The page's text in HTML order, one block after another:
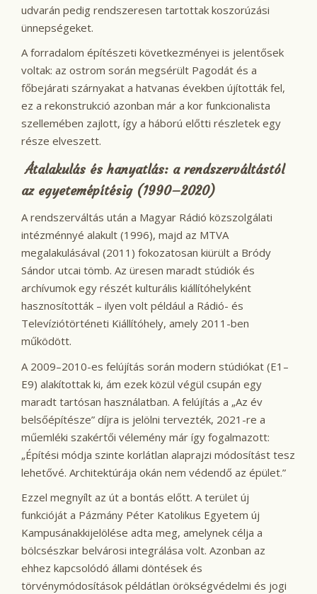
udvarán pedig rendszeresen tartottak koszorúzási
ünnepségeket.
A forradalom építészeti következményei is jelentősek
voltak: az ostrom során megsérült Pagodát és a
főbejárati szárnyakat a hatvanas években újították fel,
ez a rekonstrukció azonban már a kor funkcionalista
szellemében zajlott, így a háború előtti részletek egy
része elveszett.
Átalakulás és hanyatlás: a rendszerváltástól
az egyetemépítésig (1990–2020)
A rendszerváltás után a Magyar Rádió közszolgálati
intézménnyé alakult (1996), majd az MTVA
megalakulásával (2011) fokozatosan kiürült a Bródy
Sándor utcai tömb. Az üresen maradt stúdiók és
archívumok egy részét kulturális kiállítóhelyként
hasznosították – ilyen volt például a Rádió- és
Televíziótörténeti Kiállítóhely, amely 2011-ben
működött.
A 2009–2010-es felújítás során modern stúdiókat (E1–
E9) alakítottak ki, ám ezek közül végül csupán egy
maradt tartósan használatban. A felújítás a „Az év
belsőépítésze” díjra is jelölni tervezték, 2021-re a
műemléki szakértői vélemény már így fogalmazott:
„Építési módja szinte korlátlan alaprajzi módosítást tesz
lehetővé. Architektúrája okán nem védendő az épület.”
Ezzel megnyílt az út a bontás előtt. A terület új
funkcióját a Pázmány Péter Katolikus Egyetem új
Kampusánakkijelölése adta meg, amelynek célja a
bölcsészkar belvárosi integrálása volt. Azonban az
ehhez kapcsolódó állami döntések és
törvénymódosítások példátlan örökségvédelmi és jogi